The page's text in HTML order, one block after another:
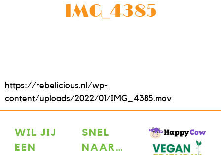
IMG_4385
https://rebelicious.nl/wp-
content/uploads/2022/01/IMG_4385.mov
WIL JIJ
EEN
SNEL
NAAR…